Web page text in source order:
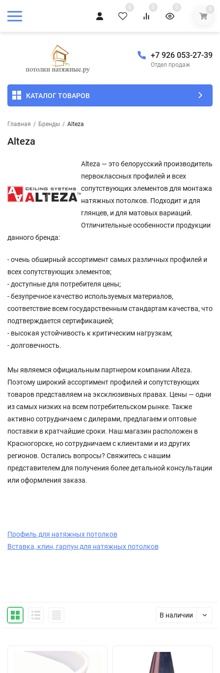
0 0 0 0
+7 926 053-27-39
Отдел продаж
КАТАЛОГ ТОВАРОВ
Главная / Бренды / Alteza
Alteza
Alteza — это белорусский производитель
первоклассных профилей и всех
сопутствующих элементов для монтажа
натяжных потолков. Подходит и для
глянцев, и для матовых вариаций.
Отличительные особенности продукции
данного бренда:
- очень обширный ассортимент самых различных профилей и
всех сопутствующих элементов;
- доступные для потребителя цены;
- безупречное качество используемых материалов,
соответствие всем государственным стандартам качества, что
подтверждается сертификацией;
- высокая устойчивость к критическим нагрузкам;
- долговечность.
Мы являемся официальным партнером компании Alteza.
Поэтому широкий ассортимент профилей и сопутствующих
товаров представляем на эксклюзивных правах. Цены — одни
из самых низких на всем потребительском рынке. Также
активно сотрудничаем с дилерами, предлагаем и оптовые
поставки в кратчайшие сроки. Наш магазин расположен в
Красногорске, но сотрудничаем с клиентами и из других
регионов. Остались вопросы? Свяжитесь с нашим
представителем для получения более детальной консультации
или оформления заказа.
Профиль для натяжных потолков
Вставка, клин, гарпун для натяжных потолков
В наличии